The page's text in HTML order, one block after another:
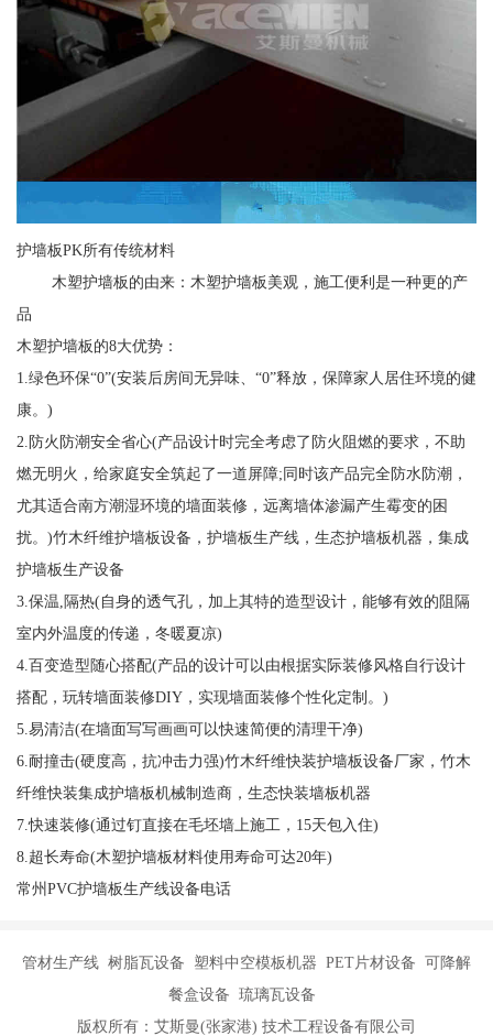
护墙板PK所有传统材料
木塑护墙板的由来：木塑护墙板美观，施工便利是一种更的产
品
木塑护墙板的8大优势：
1.绿色环保“0”(安装后房间无异味、“0”释放，保障家人居住环境的健
康。)
2.防火防潮安全省心(产品设计时完全考虑了防火阻燃的要求，不助
燃无明火，给家庭安全筑起了一道屏障;同时该产品完全防水防潮，
尤其适合南方潮湿环境的墙面装修，远离墙体渗漏产生霉变的困
扰。)竹木纤维护墙板设备，护墙板生产线，生态护墙板机器，集成
护墙板生产设备
3.保温,隔热(自身的透气孔，加上其特的造型设计，能够有效的阻隔
室内外温度的传递，冬暖夏凉)
4.百变造型随心搭配(产品的设计可以由根据实际装修风格自行设计
搭配，玩转墙面装修DIY，实现墙面装修个性化定制。)
5.易清洁(在墙面写写画画可以快速简便的清理干净)
6.耐撞击(硬度高，抗冲击力强)竹木纤维快装护墙板设备厂家，竹木
纤维快装集成护墙板机械制造商，生态快装墙板机器
7.快速装修(通过钉直接在毛坯墙上施工，15天包入住)
8.超长寿命(木塑护墙板材料使用寿命可达20年)
常州PVC护墙板生产线设备电话
管材生产线 树脂瓦设备 塑料中空模板机器 PET片材设备 可降解
餐盒设备 琉璃瓦设备
版权所有：艾斯曼(张家港) 技术工程设备有限公司